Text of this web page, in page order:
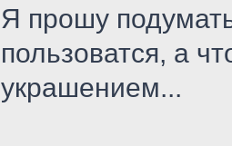
Я прошу
пользоватся, а
украшением...